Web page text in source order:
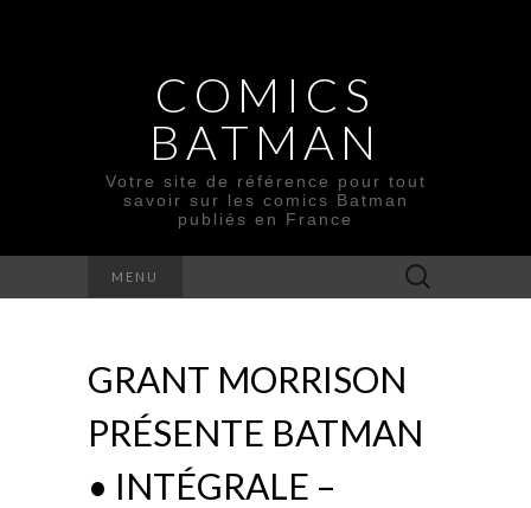
COMICS
BATMAN
Votre site de référence pour tout
savoir sur les comics Batman
publiés en France
MENU Rechercher :
GRANT MORRISON
PRÉSENTE BATMAN
• INTÉGRALE –